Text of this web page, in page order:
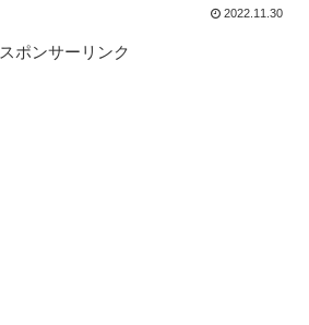
2022.11.30
スポンサーリンク